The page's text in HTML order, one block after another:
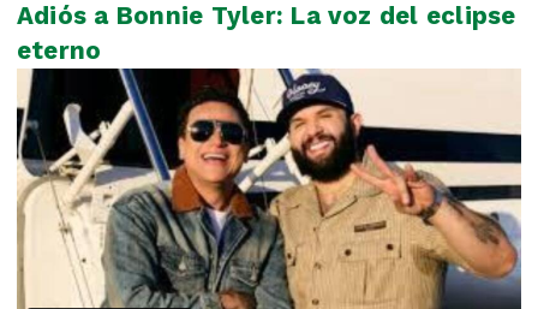
Adiós a Bonnie Tyler: La voz del eclipse
eterno